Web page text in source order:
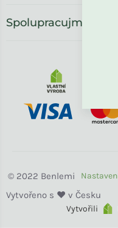
Spolupracujme
Vytvořili
Benlemi